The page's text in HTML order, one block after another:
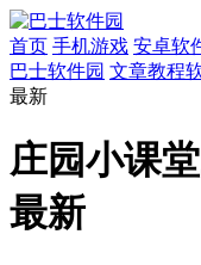
首页 手机游戏 安卓软
巴士软件园 文章教程
最新
庄园小课
最新